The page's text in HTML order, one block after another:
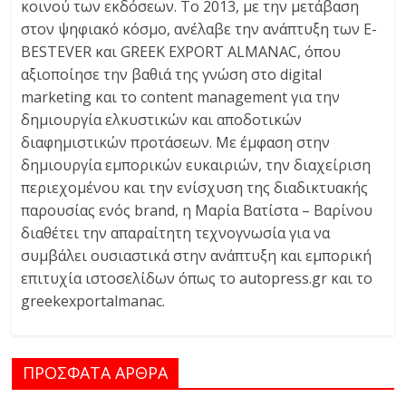
κοινού των εκδόσεων. Το 2013, με την μετάβαση
στον ψηφιακό κόσμο, ανέλαβε την ανάπτυξη των E-
BESTEVER και GREEK EXPORT ALMANAC, όπου
αξιοποίησε την βαθιά της γνώση στο digital
marketing και το content management για την
δημιουργία ελκυστικών και αποδοτικών
διαφημιστικών προτάσεων. Με έμφαση στην
δημιουργία εμπορικών ευκαιριών, την διαχείριση
περιεχομένου και την ενίσχυση της διαδικτυακής
παρουσίας ενός brand, η Μαρία Βατίστα – Βαρίνου
διαθέτει την απαραίτητη τεχνογνωσία για να
συμβάλει ουσιαστικά στην ανάπτυξη και εμπορική
επιτυχία ιστοσελίδων όπως το autopress.gr και το
greekexportalmanac.
ΠΡΟΣΦΑΤΑ ΑΡΘΡΑ